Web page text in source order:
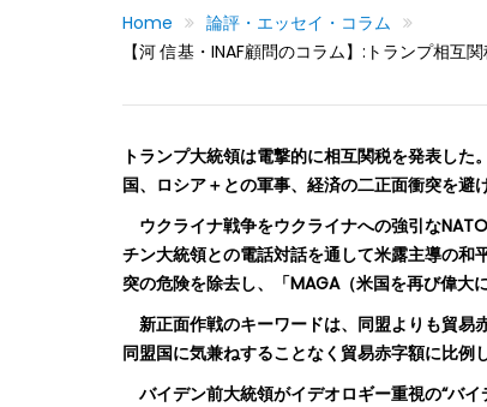
Home
論評・エッセイ・コラム
【河 信基・INAF顧問のコラム】:トランプ相互
トランプ大統領は電撃的に相互関税を発表し
国、ロシア＋との軍事、経済の二正面衝突を避
ウクライナ戦争をウクライナへの強引な
チン大統領との電話対話を通して米露主導の
突の危険を除去し、「MAGA（米国を再び偉大
新正面作戦のキーワードは、同盟よりも貿易
同盟国に気兼ねすることなく貿易赤字額に比例
バイデン前大統領がイデオロギー重視の“バ